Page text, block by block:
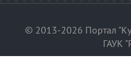
© 2013-2026 Портал
ГАУК